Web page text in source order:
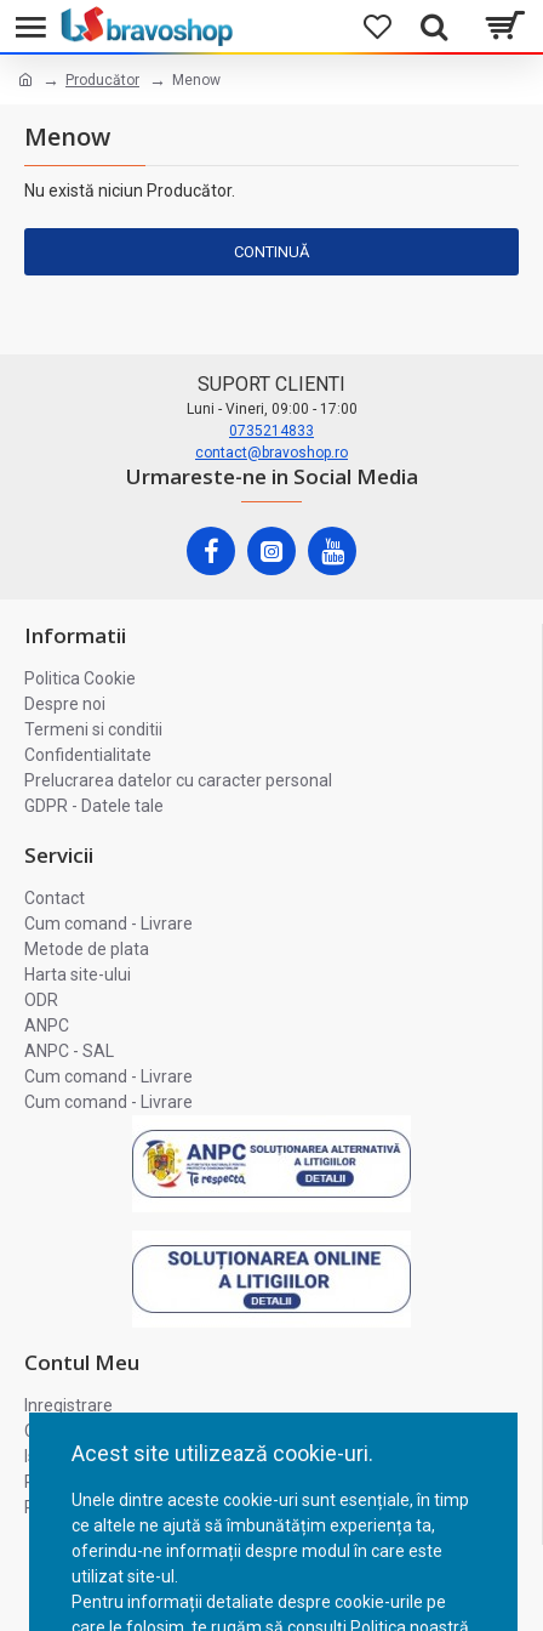
Acest site utilizează cookie-uri.
Unele dintre aceste cookie-uri sunt esențiale, în timp
ce altele ne ajută să îmbunătățim experiența ta,
oferindu-ne informații despre modul în care este
utilizat site-ul.
Pentru informații detaliate despre cookie-urile pe
Producător Menow
Menow
Nu există niciun Producător.
CONTINUĂ
SUPORT CLIENTI
Luni - Vineri, 09:00 - 17:00
0735214833
contact@bravoshop.ro
Urmareste-ne in Social Media
Informatii
Politica Cookie
Despre noi
Termeni si conditii
Confidentialitate
Prelucrarea datelor cu caracter personal
GDPR - Datele tale
Servicii
Contact
Cum comand - Livrare
Metode de plata
Harta site-ului
ODR
ANPC
ANPC - SAL
Cum comand - Livrare
Cum comand - Livrare
Contul Meu
Inregistrare
Contul meu
Istoric comenzi
Recuperare parola
Returnare produs